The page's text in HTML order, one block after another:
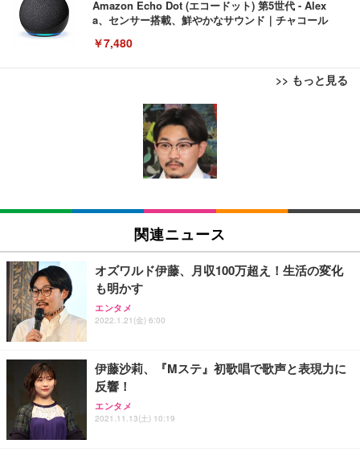
Amazon Echo Dot (エコードット) 第5世代 - Alex
a、センサー搭載、鮮やかなサウンド｜チャコール
￥7,480
>> もっと見る
[EdoErgo] オフィスチェア 椅子 テレワーク 疲れな
い 跳ね上げ式アームレスト コンパクト 約105度ロッ
キング pc 事務椅子 360度回転 座面昇降 強化ナイロ
ン樹脂ベース 通気性メッシュ 在宅ワーク H-WY01
(黒網+黒枠+黒足)
SIHOO B100 オフィスチェア／デスクチェア メッシ
ュチェア 人間工学 疲れない ブラック
￥27,999
Sezlife オフィスチェア デスクチェア 疲れない テレ
ワーク チェア 強化バックレスト 30度ロッキング機
能 人間工学 椅子 腰サポート 90度跳ね上げ式アーム
務用 おしゃれ パソコンチェア (ブラック)
Sezlife オフィスチェア デスクチェア 疲れない テレ
ワーク チェア 強化バックレスト 30度ロッキング機
能 人間工学 椅子 腰サポート 90度跳ね上げ式アーム
EIZO ビジネス向けプレミアムモニター | FlexScan
EV3240X-WT | 31.5型4K UHD・USB Type-C・ホワ
￥105,595
EIZO ビジネス向けプレミアムモニター | FlexScan
￥109,572
【純正品】27"ゲーミングモニター DualSense 充電
フック付き（CFI-ZDM1J）
【整備済み品】Dell E2724HS 27インチ 液晶モニタ
ー フルHD（1920×1080）VA 非光沢 HDMI/DisplayP
ort/VGA スピーカー内蔵 高さ調整 スイベル VESA対
Amazonベーシック ペットシーツ 薄型 レギュラー 1
回使い捨て 無香料 ホワイト 300枚
Amazonベーシック ペットシーツ 厚型 ワイド 42枚
x2袋(84枚) ホワイト(吸収面:ライトブルー)
￥3,234
ネオ・ルーライフ ネオ・オムツ L 中型犬用 26枚入
り 単品
Smart Basic(スマートベーシック) 【Amazon.co.jp
限定】 Smart Basic アイリスオーヤマ ペットシーツ
超厚型 お徳用 ワイド 100枚入 (x 1) (ケース販売)
関連ニュース
オズワルド伊藤、月収100万超え！生活の変化
も明かす
エンタメ
2022.1.21(金) 6:00
伊藤沙莉、『Mステ』初歌唱で歌声と表現力に
反響！
エンタメ
2021.11.13(土) 10:19